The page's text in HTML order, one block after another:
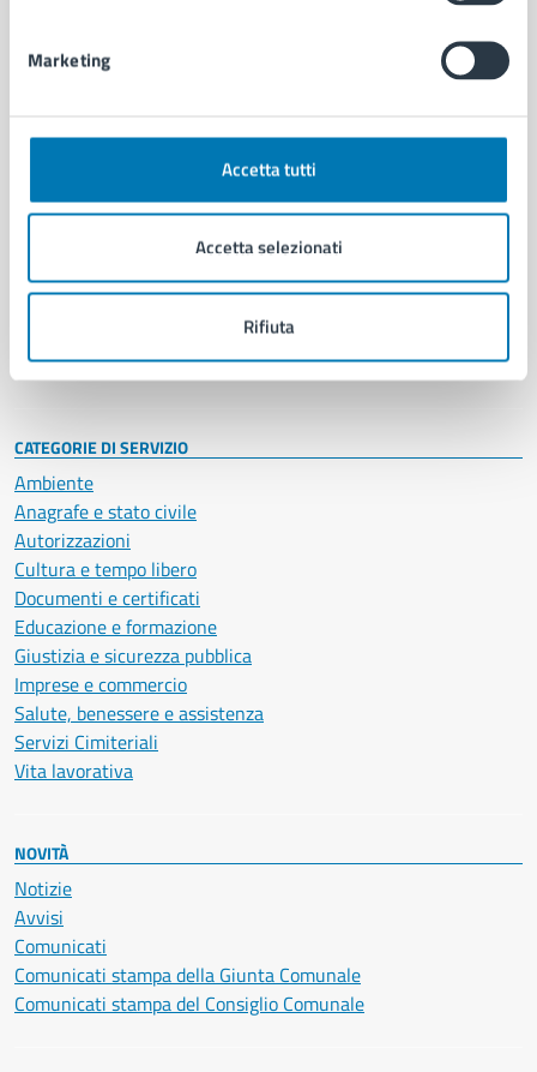
Marketing
Accetta tutti
Accetta selezionati
Rifiuta
Aree amministrative
Uffici
Politici
Intranet, posta aziendale e protocollo
CATEGORIE DI SERVIZIO
Ambiente
Anagrafe e stato civile
Autorizzazioni
Cultura e tempo libero
Documenti e certificati
Educazione e formazione
Giustizia e sicurezza pubblica
Imprese e commercio
Salute, benessere e assistenza
Servizi Cimiteriali
Vita lavorativa
NOVITÀ
Notizie
Avvisi
Comunicati
Comunicati stampa della Giunta Comunale
Comunicati stampa del Consiglio Comunale